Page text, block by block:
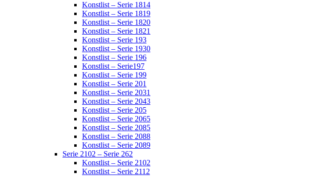
Konstlist – Serie 1814
Konstlist – Serie 1819
Konstlist – Serie 1820
Konstlist – Serie 1821
Konstlist – Serie 193
Konstlist – Serie 1930
Konstlist – Serie 196
Konstlist – Serie197
Konstlist – Serie 199
Konstlist – Serie 201
Konstlist – Serie 2031
Konstlist – Serie 2043
Konstlist – Serie 205
Konstlist – Serie 2065
Konstlist – Serie 2085
Konstlist – Serie 2088
Konstlist – Serie 2089
Serie 2102 – Serie 262
Konstlist – Serie 2102
Konstlist – Serie 2112